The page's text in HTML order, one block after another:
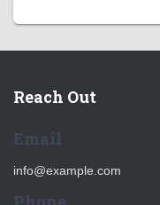
Reach Out
Email
info@example.com